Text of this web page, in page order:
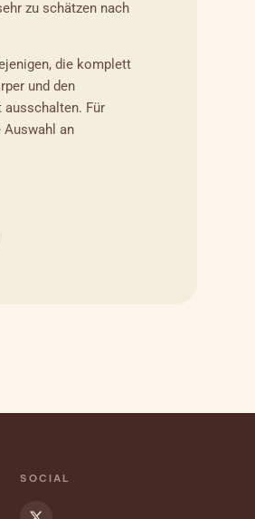
zu schätzen nach
die komplett
und den
ausschalten. Für
Auswahl an
SOCIAL